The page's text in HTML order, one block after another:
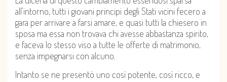
all’intorno, tutti i giovani principi degli Stati vicini fecero a
gara per arrivare a farsi amare, e quasi tutti la chiesero in
sposa ma essa non trovava chi avesse abbastanza spirito,
e faceva lo stesso viso a tutte le offerte di matrimonio,
senza impegnarsi con alcuno.
Intanto se ne presentò uno così potente, così ricco, e